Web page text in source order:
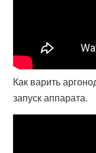
Как варить
запуск аппарата.